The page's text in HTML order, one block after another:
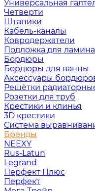
Универсальная
Четверти
Штапики
Кабель-каналы
Ковродержатели
Подложка для
Бордюры
Бордюры для ванны
Аксессуары
Решётки
Розетки для труб
Крестики и клинья
3D крестики
Система
Бренды
NEEXY
Rus-Latun
Legrand
Перфект Плюс
Перфект